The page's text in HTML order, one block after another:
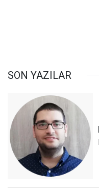
SON YAZILAR